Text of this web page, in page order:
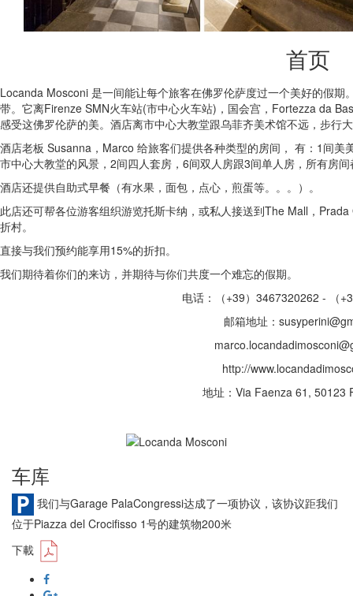
首页
Locanda Mosconi 是一间能让每个旅客在佛罗伦萨度过一个美好的假
带。它离Firenze SMN火车站(市中心火车站)，国会宫，Fortezza da
感受这佛罗伦萨的美。酒店离市中心大教堂跟乌菲齐美术馆不远，步行
酒店老板 Susanna，Marco 给旅客们提供各种类型的房间， 有：1间
市中心大教堂的风景，2间四人套房，6间双人房跟3间单人房，所有房
酒店还提供自助式早餐（有水果，面包，点心，煎蛋等。。。）。
此店还可帮各位游客组织游览托斯卡纳，或私人接送到The Mall，
折村。
直接与我们预约能享用15%的折扣。
我们期待着你们的来访，并期待与你们共度一个难忘的假期。
电话：（+39）3467320262 - （
邮箱地址：
http://
地址：Via Faenza 61, 50123
车库
我们与Garage PalaCongressi达成了一项协议，该协议距我们
位于Piazza del Crocifisso 1号的建筑物200米
下載